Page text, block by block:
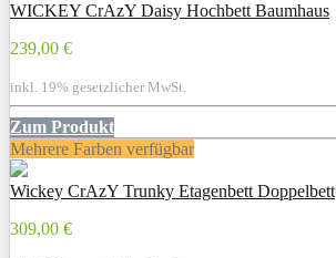
WICKEY CrAzY Daisy Hochbett Baumhaus
239,00 €
inkl. 19% gesetzlicher MwSt.
Zum Produkt
Mehrere Farben verfügbar
Wickey CrAzY Trunky Etagenbett Doppelbett
309,00 €